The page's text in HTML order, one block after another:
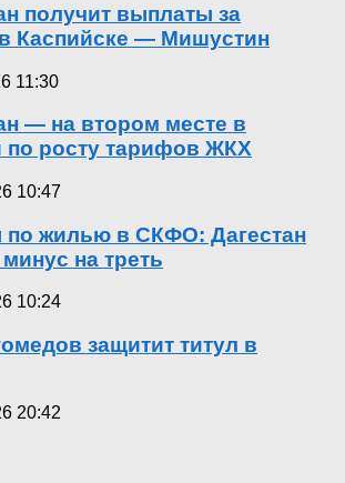
получит выплаты за
в Каспийске — Мишустин
11:30
— на втором месте в
по росту тарифов ЖКХ
10:47
жилью в СКФО: Дагестан
на треть
10:24
защитит титул в
20:42